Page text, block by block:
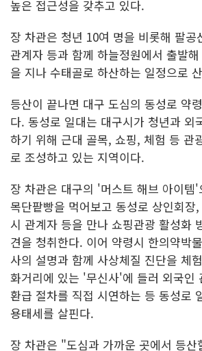
높은 접근성을 갖추고 있다.
장 차관은 청년 10여 명을 비롯해 팔공
관계자 등과 함께 하늘정원에서 출발
을 지나 수태골로 하산하는 일정으로
등산이 끝나면 대구 도심의 동성로 약
다. 동성로 일대는 대구시가 청년과 외
하기 위해 근대 골목, 쇼핑, 체험 등 관
로 조성하고 있는 지역이다.
장 차관은 대구의 '머스트 해브 아이템
목단팥빵을 먹어보고 동성로 상인회
시 관계자 등을 만나 쇼핑관광 활성화
견을 청취한다. 이어 약령시 한의약박
사의 설명과 함께 사상체질 진단을 체
화거리에 있는 '무신사'에 들러 외국인
환급 절차를 직접 시연하는 등 동성로
용태세를 살핀다.
장 차관은 "도심과 가까운 곳에서 등산